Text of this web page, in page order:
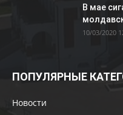
В мае
10/03/2020
ПОПУЛЯРНЫЕ
Новости